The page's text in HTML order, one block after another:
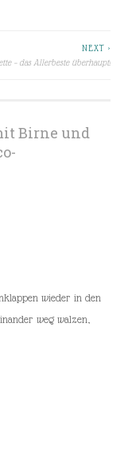
NEXT >
– das Allerbeste überhaupt!
Birne und
wieder in den
weg walzen,